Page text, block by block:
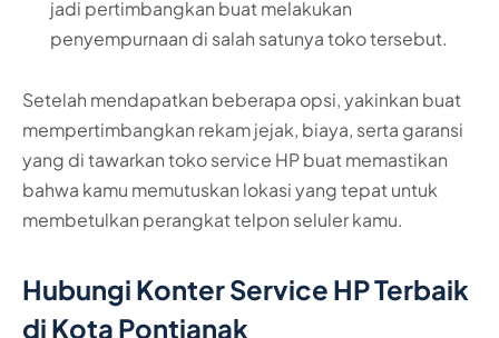
jadi pertimbangkan buat melakukan
penyempurnaan di salah satunya toko tersebut.
Setelah mendapatkan beberapa opsi, yakinkan buat
mempertimbangkan rekam jejak, biaya, serta garansi
yang di tawarkan toko service HP buat memastikan
bahwa kamu memutuskan lokasi yang tepat untuk
membetulkan perangkat telpon seluler kamu.
Hubungi Konter Service HP Terbaik
di Kota Pontianak